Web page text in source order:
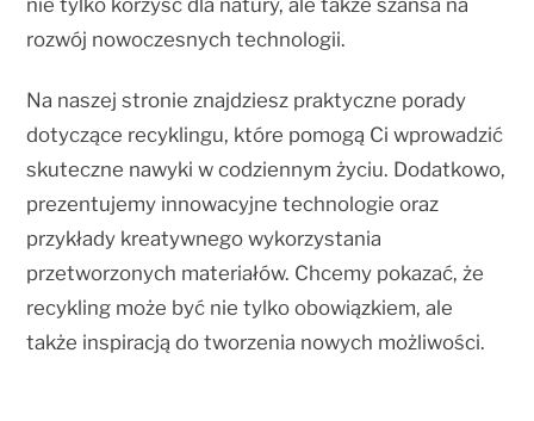
rozwój nowoczesnych technologii.
Na naszej stronie znajdziesz praktyczne porady
dotyczące recyklingu, które pomogą Ci wprowadzić
skuteczne nawyki w codziennym życiu. Dodatkowo,
prezentujemy innowacyjne technologie oraz
przykłady kreatywnego wykorzystania
przetworzonych materiałów. Chcemy pokazać, że
recykling może być nie tylko obowiązkiem, ale
także inspiracją do tworzenia nowych możliwości.